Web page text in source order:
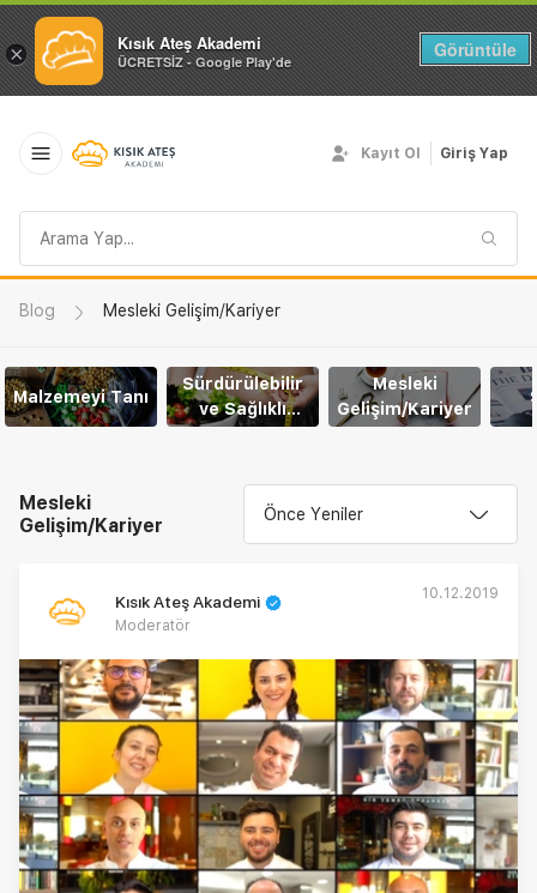
× Kısık Ateş Akademi
ÜCRETSİZ - Google Play'de
Görüntüle
sorgusu
Kayıt Ol Giriş Yap
Blog Mesleki Gelişim/Kariyer
Malzemeyi Tanı
Sürdürülebilir
ve Sağlıklı
Mesleki
Gelişim/Kariyer
Mesleki
Gelişim/Kariyer
Önce Yeniler
Kısık Ateş Akademi
Moderatör
10.12.2019